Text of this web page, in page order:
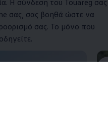
Η σύνδεση του Touareg σας
σας, σας βοηθά ώστε να
σας. Το μόνο που